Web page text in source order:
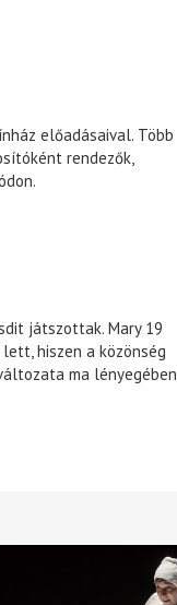
előadásaival. Több
rendezők,
játszottak. Mary 19
hiszen a közönség
ma lényegében